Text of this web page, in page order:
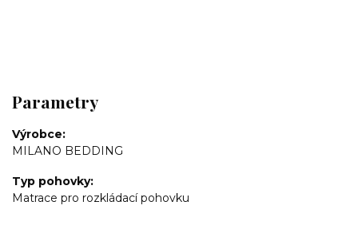
Parametry
Výrobce
MILANO BEDDING
Typ pohovky
Matrace pro rozkládací pohovku